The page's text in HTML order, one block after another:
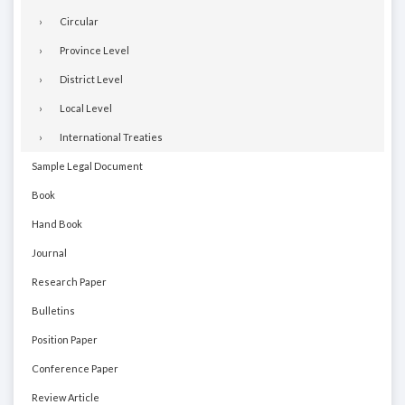
Circular
Province Level
District Level
Local Level
International Treaties
Sample Legal Document
Book
Hand Book
Journal
Research Paper
Bulletins
Position Paper
Conference Paper
Review Article